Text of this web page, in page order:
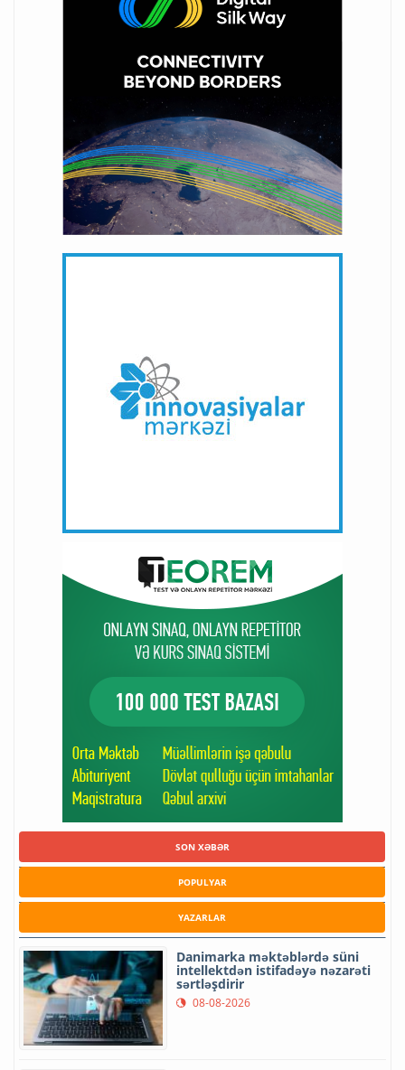
SON XƏBƏR
POPULYAR
YAZARLAR
Danimarka məktəblərdə süni
intellektdən istifadəyə nəzarəti
sərtləşdirir
08-08-2026